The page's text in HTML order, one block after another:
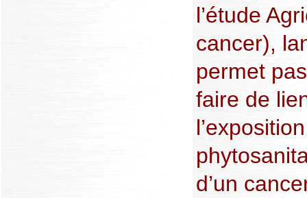
l’étude
cancer),
permet
faire de
d’un